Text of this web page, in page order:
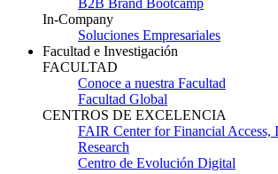
B2B Brand Bootcamp
In-Company
Soluciones Empresariales
Facultad e Investigación
FACULTAD
Conoce a nuestra Facultad
Facultad Global
CENTROS DE EXCELENCIA
FAIR Center for Financial Access,
Research
Centro de Evolución Digital